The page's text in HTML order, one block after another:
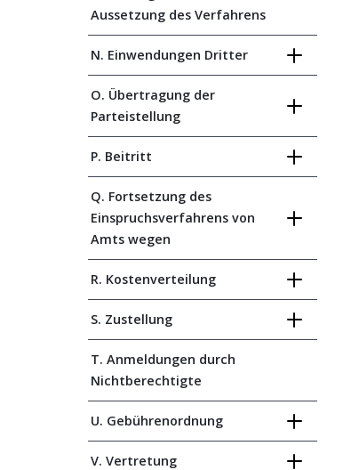
Aussetzung des Verfahrens
N. Einwendungen Dritter
O. Übertragung der
Parteistellung
P. Beitritt
Q. Fortsetzung des
Einspruchsverfahrens von
Amts wegen
R. Kostenverteilung
S. Zustellung
T. Anmeldungen durch
Nichtberechtigte
U. Gebührenordnung
V. Vertretung